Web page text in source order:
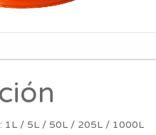
1L / 5L / 50L / 205L / 1000L